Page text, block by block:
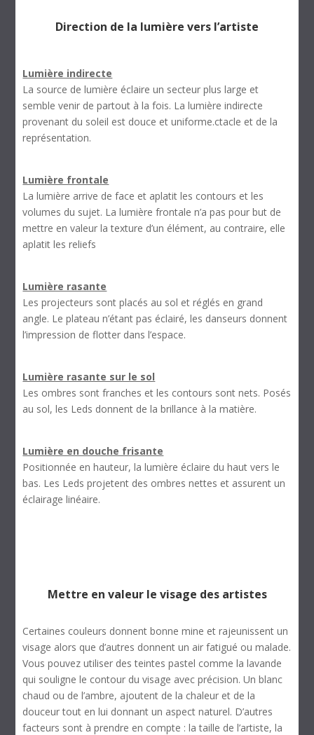
Direction de la lumière vers l’artiste
Lumière indirecte
La source de lumière éclaire un secteur plus large et
semble venir de partout à la fois. La lumière indirecte
provenant du soleil est douce et uniforme.ctacle et de la
représentation.
Lumière frontale
La lumière arrive de face et aplatit les contours et les
volumes du sujet. La lumière frontale n’a pas pour but de
mettre en valeur la texture d’un élément, au contraire, elle
aplatit les reliefs
Lumière rasante
Les projecteurs sont placés au sol et réglés en grand
angle. Le plateau n’étant pas éclairé, les danseurs donnent
l’impression de flotter dans l’espace.
Lumière rasante sur le sol
Les ombres sont franches et les contours sont nets. Posés
au sol, les Leds donnent de la brillance à la matière.
Lumière en douche frisante
Positionnée en hauteur, la lumière éclaire du haut vers le
bas. Les Leds projetent des ombres nettes et assurent un
éclairage linéaire.
Mettre en valeur le visage des artistes
Certaines couleurs donnent bonne mine et rajeunissent un
visage alors que d’autres donnent un air fatigué ou malade.
Vous pouvez utiliser des teintes pastel comme la lavande
qui souligne le contour du visage avec précision. Un blanc
chaud ou de l’ambre, ajoutent de la chaleur et de la
douceur tout en lui donnant un aspect naturel. D’autres
facteurs sont à prendre en compte : la taille de l’artiste, la